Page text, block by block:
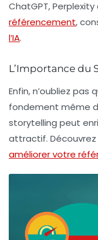
ChatGPT,
référencement,
l’IA.
L’Importance du
Enfin, n’oubliez
fondement même
storytelling peut
attractif.
améliorer votre